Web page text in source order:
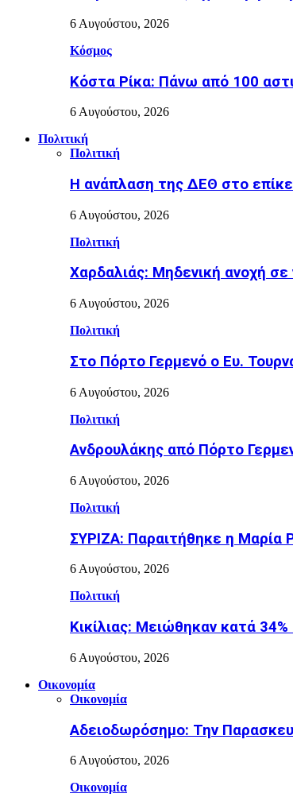
6 Αυγούστου, 2026
Κόσμος
Κόστα Ρίκα: Πάνω από 100
6 Αυγούστου, 2026
Πολιτική
Πολιτική
Η ανάπλαση της ΔΕΘ στο
6 Αυγούστου, 2026
Πολιτική
Χαρδαλιάς: Μηδενική ανοχή σε
6 Αυγούστου, 2026
Πολιτική
Στο Πόρτο Γερμενό ο Ευ.
6 Αυγούστου, 2026
Πολιτική
Ανδρουλάκης από Πόρτο
6 Αυγούστου, 2026
Πολιτική
ΣΥΡΙΖΑ: Παραιτήθηκε η Μαρία
6 Αυγούστου, 2026
Πολιτική
Κικίλιας: Μειώθηκαν κατά
6 Αυγούστου, 2026
Οικονομία
Οικονομία
Αδειοδωρόσημο: Την
6 Αυγούστου, 2026
Οικονομία